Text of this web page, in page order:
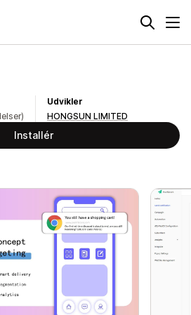
Udvikler
HONGSUN LIMITED
Installér